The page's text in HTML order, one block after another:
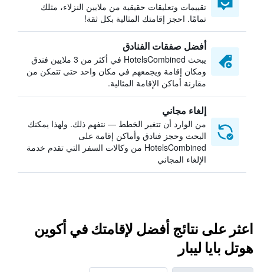
تقييمات وتعليقات حقيقية من ملايين النزلاء، مثلك
تمامًا. احجز إقامتك المثالية بكل ثقة!
أفضل صفقات الفنادق
يبحث HotelsCombined في أكثر من 3 ملايين فندق
ومكان إقامة ويجمعهم في مكان واحد حتى تتمكن من
مقارنة أماكن الإقامة المثالية.
إلغاء مجاني
من الوارد أن تتغير الخطط — نتفهم ذلك. ولهذا يمكنك
البحث وحجز فنادق وأماكن إقامة على
HotelsCombined من وكالات السفر التي تقدم خدمة
الإلغاء المجاني
اعثر على نتائج أفضل لإقامتك في أكوين
هوتل بايا ليبار